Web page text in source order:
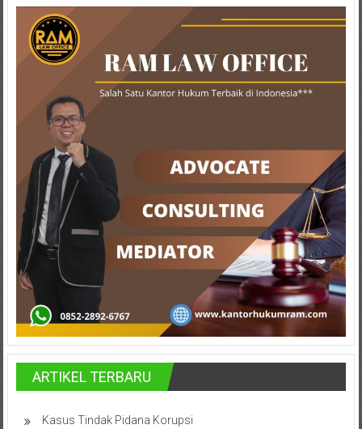
Badung,
Gianyar,
Mataram,
Lombok,
Temanggung,
Sragen,
Karanganyar,
Malang,
Kediri,
Madiun,
Ponorogo,
Cilacap,
Banjarnegara,
ARTIKEL TERBARU
Kasus Tindak Pidana Korupsi